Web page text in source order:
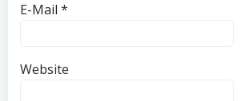
E-Mail *
Website